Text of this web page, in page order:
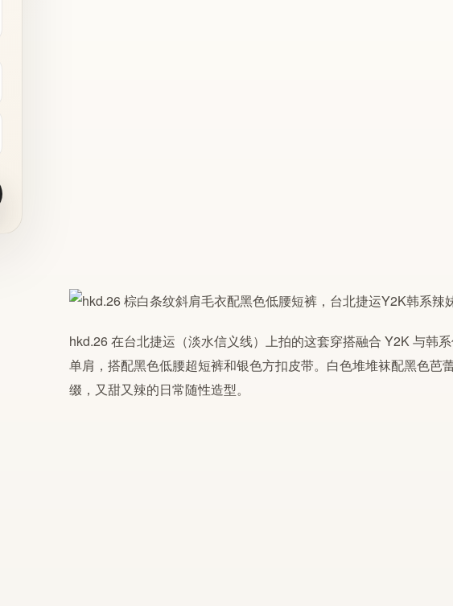
hkd.26 在台北捷运（淡水信义线）上拍的这套穿搭融合 Y2K与韩
单肩，搭配黑色低腰超短裤和银色方扣皮带。白色堆堆袜配黑色芭
缀，又甜又辣的日常随性造型。